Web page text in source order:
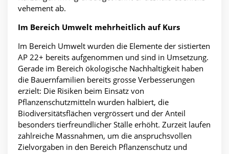
vehement ab.
Im Bereich Umwelt mehrheitlich auf Kurs
Im Bereich Umwelt wurden die Elemente der sistierten
AP 22+ bereits aufgenommen und sind in Umsetzung.
Gerade im Bereich ökologische Nachhaltigkeit haben
die Bauernfamilien bereits grosse Verbesserungen
erzielt: Die Risiken beim Einsatz von
Pflanzenschutzmitteln wurden halbiert, die
Biodiversitätsflächen vergrössert und der Anteil
besonders tierfreundlicher Ställe erhöht. Zurzeit laufen
zahlreiche Massnahmen, um die anspruchsvollen
Zielvorgaben in den Bereich Pflanzenschutz und